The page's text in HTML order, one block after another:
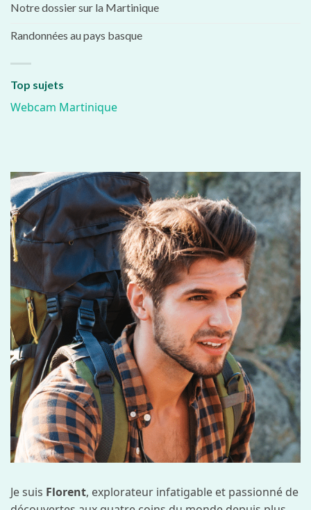
Notre dossier sur la Martinique
Randonnées au pays basque
Top sujets
Webcam Martinique
Je suis Florent, explorateur infatigable et passionné de